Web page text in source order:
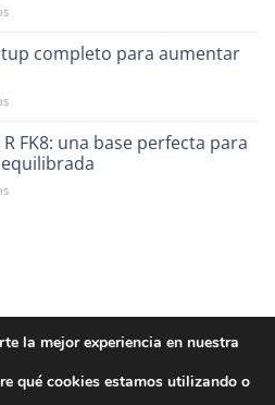
en
Motorsport
fácil
nunca
en
Ultra
Shifter:
nueva
de
entender
cambio
completo para aumentar
en
i30
setup
completo
FK8: una base perfecta para
en
base
perfecta
preparación
la mejor experiencia en nuestra
qué cookies estamos utilizando o